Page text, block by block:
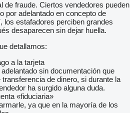
de fraude. Ciertos vendedores pueden
por adelantado en concepto de
los estafadores perciben grandes
desaparecen sin dejar huella.
detallamos:
a la tarjeta
sin documentación que
de dinero, si durante la
ha surgido alguna duda.
«fiduciaria»
ya que en la mayoría de los